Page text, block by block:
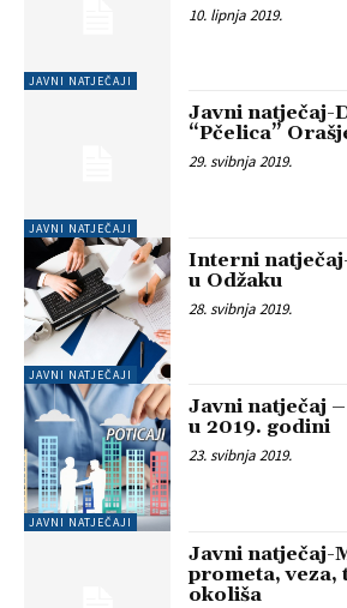
JAVNI NATJEČAJI
10. lipnja 2019.
JAVNI NATJEČAJI
Javni natječaj-
“Pčelica”
29. svibnja 2019.
JAVNI NATJEČAJI
Interni
u Odžaku
28. svibnja 2019.
JAVNI NATJEČAJI
Javni natječaj
u 2019. godini
23. svibnja 2019.
Javni natječaj-
prometa, veza,
okoliša